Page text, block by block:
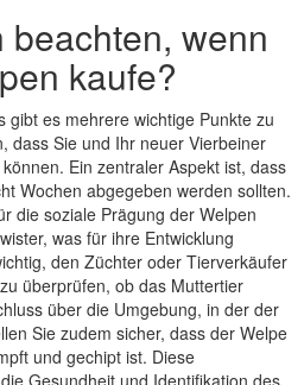
beachten, wenn
kaufe?
gibt es mehrere wichtige Punkte zu
dass Sie und Ihr neuer Vierbeiner
Ein zentraler Aspekt ist, dass
Wochen abgegeben werden sollten.
die soziale Prägung der Welpen
was für ihre Entwicklung
den Züchter oder Tierverkäufer
überprüfen, ob das Muttertier
über die Umgebung, in der der
Sie zudem sicher, dass der Welpe
und gechipt ist. Diese
Gesundheit und Identifikation des